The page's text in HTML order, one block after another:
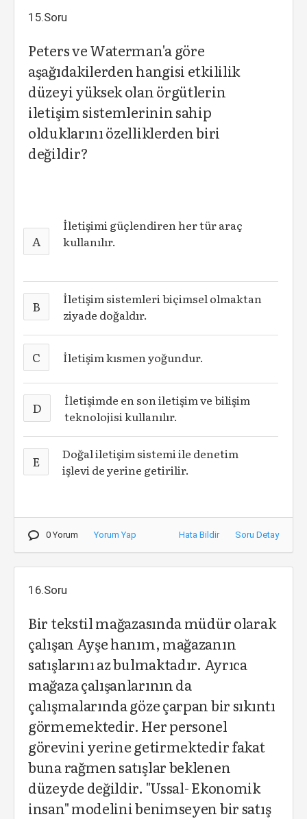
15.Soru
Peters ve Waterman'a göre
aşağıdakilerden hangisi etkililik
düzeyi yüksek olan örgütlerin
iletişim sistemlerinin sahip
olduklarını özelliklerden biri
değildir?
A
İletişimi güçlendiren her tür araç
kullanılır.
B
İletişim sistemleri biçimsel olmaktan
ziyade doğaldır.
C İletişim kısmen yoğundur.
D
İletişimde en son iletişim ve bilişim
teknolojisi kullanılır.
E
Doğal iletişim sistemi ile denetim
işlevi de yerine getirilir.
0 Yorum Yorum Yap Hata Bildir Soru Detay
16.Soru
Bir tekstil mağazasında müdür olarak
çalışan Ayşe hanım, mağazanın
satışlarını az bulmaktadır. Ayrıca
mağaza çalışanlarının da
çalışmalarında göze çarpan bir sıkıntı
görmemektedir. Her personel
görevini yerine getirmektedir fakat
buna rağmen satışlar beklenen
düzeyde değildir. "Ussal- Ekonomik
insan" modelini benimseyen bir satış